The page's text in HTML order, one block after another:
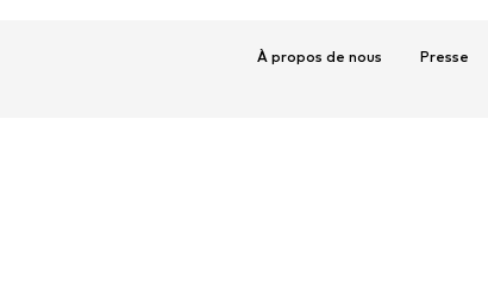
À propos de nous Presse